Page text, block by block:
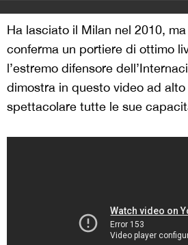
Ha lasciato il Milan nel 2010,
conferma un portiere di ottimo
l’estremo difensore
dimostra in questo video ad
spettacolare tutte le sue